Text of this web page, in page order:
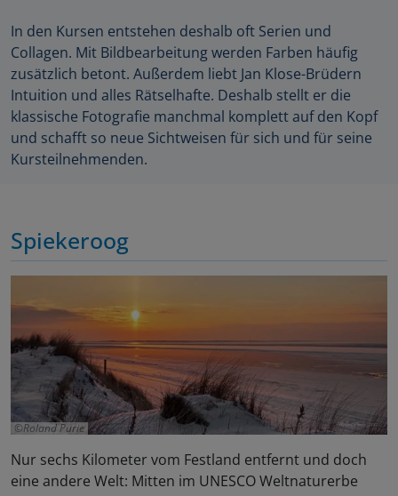
In den Kursen entstehen deshalb oft Serien und
Collagen. Mit Bildbearbeitung werden Farben häufig
zusätzlich betont. Außerdem liebt Jan Klose-Brüdern
Intuition und alles Rätselhafte. Deshalb stellt er die
klassische Fotografie manchmal komplett auf den Kopf
und schafft so neue Sichtweisen für sich und für seine
Kursteilnehmenden.
Spiekeroog
Roland Purie
Nur sechs Kilometer vom Festland entfernt und doch
eine andere Welt: Mitten im UNESCO Weltnaturerbe